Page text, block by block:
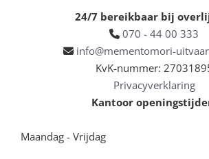
24/7 bereikbaar bij
 070 - 44 00 333
 info@mementomori-
KvK-nummer:
Privacyverklaring
Kantoor
Maandag - Vrijdag